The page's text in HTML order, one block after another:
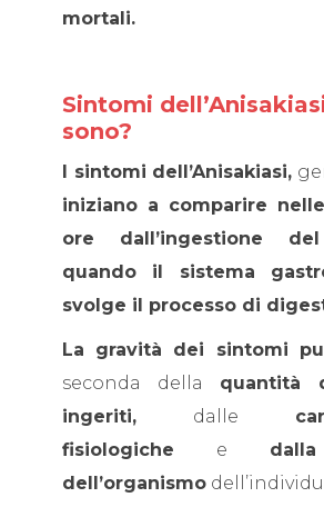
mortali.
Sintomi
sono?
I sintomi dell’Anisakiasi,
iniziano a comparire
ore dall’ingestione del
quando il sistema
svolge il processo di
La gravità dei sintomi
seconda della quantità
ingeriti, dalle
fisiologiche e
dell’organismo